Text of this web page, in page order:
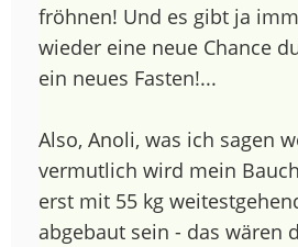
fröhnen! Und es gibt ja
wieder eine neue Chance
ein neues Fasten!...
Also, Anoli, was ich sagen
vermutlich wird mein
erst mit 55 kg
abgebaut sein - das wären